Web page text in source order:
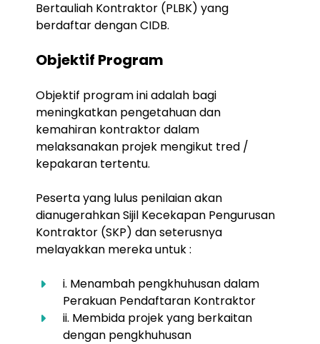
Bertauliah Kontraktor (PLBK) yang
berdaftar dengan CIDB.
Objektif Program
Objektif program ini adalah bagi
meningkatkan pengetahuan dan
kemahiran kontraktor dalam
melaksanakan projek mengikut tred /
kepakaran tertentu.
Peserta yang lulus penilaian akan
dianugerahkan Sijil Kecekapan Pengurusan
Kontraktor (SKP) dan seterusnya
melayakkan mereka untuk :
i. Menambah pengkhuhusan dalam
Perakuan Pendaftaran Kontraktor
ii. Membida projek yang berkaitan
dengan pengkhuhusan